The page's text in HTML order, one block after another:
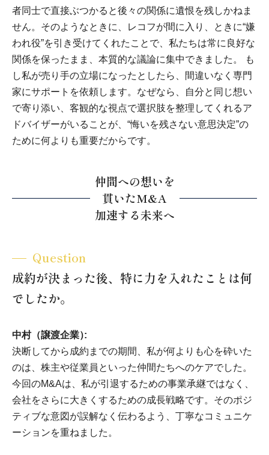
者同士で直接ぶつかると後々の関係に遺恨を残しかねま
せん。そのようなときに、レコフが間に入り、ときに“嫌
われ役”を引き受けてくれたことで、私たちは常に良好な
関係を保ったまま、本質的な議論に集中できました。 も
し私が売り手の立場になったとしたら、間違いなく専門
家にサポートを依頼します。なぜなら、自分と同じ想い
で寄り添い、客観的な視点で選択肢を整理してくれるア
ドバイザーがいることが、“悔いを残さない意思決定”の
ために何よりも重要だからです。
仲間への想いを
貫いたM&A
加速する未来へ
Question
成約が決まった後、特に力を入れたことは何
でしたか。
中村（譲渡企業）
決断してから成約までの期間、私が何よりも心を砕いた
のは、株主や従業員といった仲間たちへのケアでした。
今回のM&Aは、私が引退するための事業承継ではなく、
会社をさらに大きくするための成長戦略です。そのポジ
ティブな意図が誤解なく伝わるよう、丁寧なコミュニケ
ーションを重ねました。